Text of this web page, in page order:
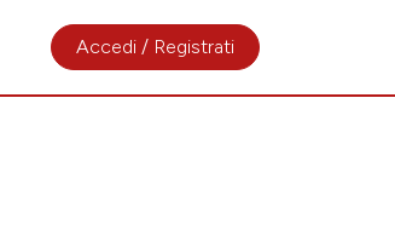
Accedi / Registrati